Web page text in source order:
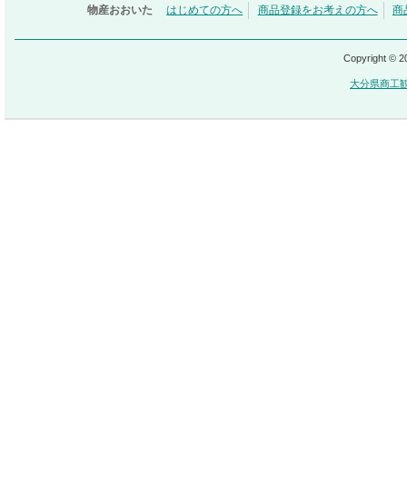
物産おおいた はじめての方へ 商品登録をお考えの方へ 商
Copyright ©
大分県商工